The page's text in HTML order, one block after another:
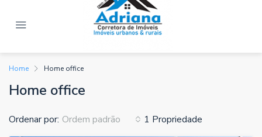
Home Home office
Home office
1 Propriedade
Ordenar por: Ordem padrão